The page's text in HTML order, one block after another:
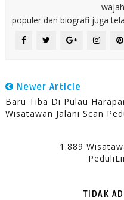
populer dan biografi juga
Newer Article
Baru Tiba Di Pulau
Wisatawan Jalani Scan
1.889
TIDAK